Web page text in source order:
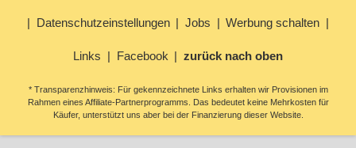
Datenschutzeinstellungen Jobs Werbung schalten
Links Facebook zurück nach oben
* Transparenzhinweis: Für gekennzeichnete Links erhalten wir Provisionen im
Rahmen eines Affiliate-Partnerprogramms. Das bedeutet keine Mehrkosten für
Käufer, unterstützt uns aber bei der Finanzierung dieser Website.